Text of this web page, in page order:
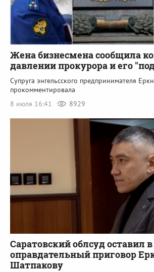
Жена бизнесмена сообщила
давлении прокурора и его
Супруга энгельсского предпринимателя
прокомментировала
8 июля 16:41
8929
Саратовский облсуд оставил
оправдательный приговор
Шатпакову